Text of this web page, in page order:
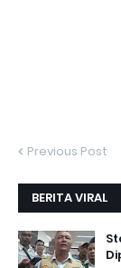
Previous Post
BERITA VIRAL